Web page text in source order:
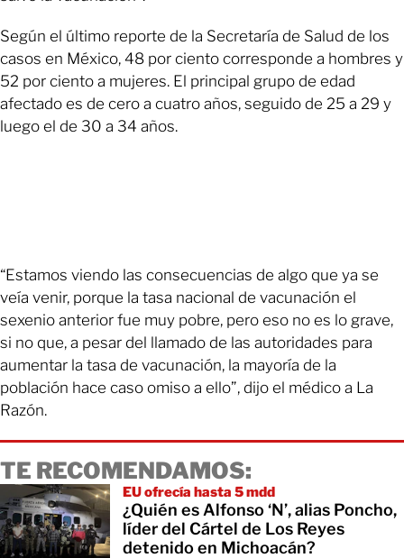
Según el último reporte de la Secretaría de Salud de los
casos en México, 48 por ciento corresponde a hombres y
52 por ciento a mujeres. El principal grupo de edad
afectado es de cero a cuatro años, seguido de 25 a 29 y
luego el de 30 a 34 años.
“Estamos viendo las consecuencias de algo que ya se
veía venir, porque la tasa nacional de vacunación el
sexenio anterior fue muy pobre, pero eso no es lo grave,
si no que, a pesar del llamado de las autoridades para
aumentar la tasa de vacunación, la mayoría de la
población hace caso omiso a ello”, dijo el médico a La
Razón.
TE RECOMENDAMOS:
EU ofrecía hasta 5 mdd
¿Quién es Alfonso ‘N’, alias Poncho,
líder del Cártel de Los Reyes
detenido en Michoacán?